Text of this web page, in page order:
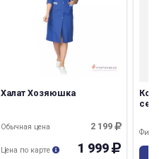
Халат Хозяюшка
2 199
Обычная цена
1 999
Цена по карте